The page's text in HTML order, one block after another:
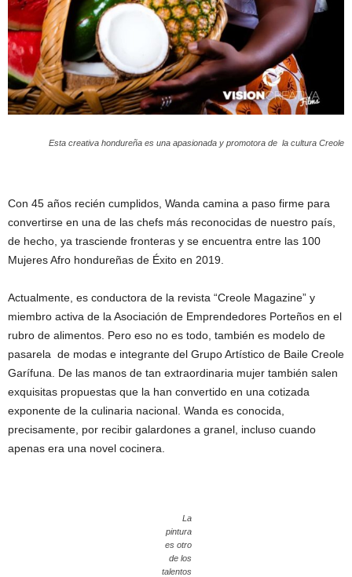
Esta creativa hondureña es una apasionada y promotora de la cultura Creole
Con 45 años recién cumplidos, Wanda camina a paso firme para
convertirse en una de las chefs más reconocidas de nuestro país,
de hecho, ya trasciende fronteras y se encuentra entre las 100
Mujeres Afro hondureñas de Éxito en 2019.
Actualmente, es conductora de la revista “Creole Magazine” y
miembro activa de la Asociación de Emprendedores Porteños en el
rubro de alimentos. Pero eso no es todo, también es modelo de
pasarela de modas e integrante del Grupo Artístico de Baile Creole
Garífuna. De las manos de tan extraordinaria mujer también salen
exquisitas propuestas que la han convertido en una cotizada
exponente de la culinaria nacional. Wanda es conocida,
precisamente, por recibir galardones a granel, incluso cuando
apenas era una novel cocinera.
La
pintura
es otro
de los
talentos